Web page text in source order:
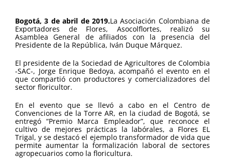
Bogotá, 3 de abril de 2019.La Asociación Colombiana de
Exportadores de Flores, Asocolflortes, realizó su
Asamblea General de afiliados con la presencia del
Presidente de la República, Iván Duque Márquez.
El presidente de la Sociedad de Agricultores de Colombia
-SAC-, Jorge Enrique Bedoya, acompañó el evento en el
que compartió con productores y comercializadores del
sector floricultor.
En el evento que se llevó a cabo en el Centro de
Convenciones de la Torre AR, en la ciudad de Bogotá, se
entregó “Premio Marca Empleador”, que reconoce el
cultivo de mejores prácticas la labórales, a Flores EL
Trigal, y se destacó el ejemplo transformador de vida que
permite aumentar la formalización laboral de sectores
agropecuarios como la floricultura.